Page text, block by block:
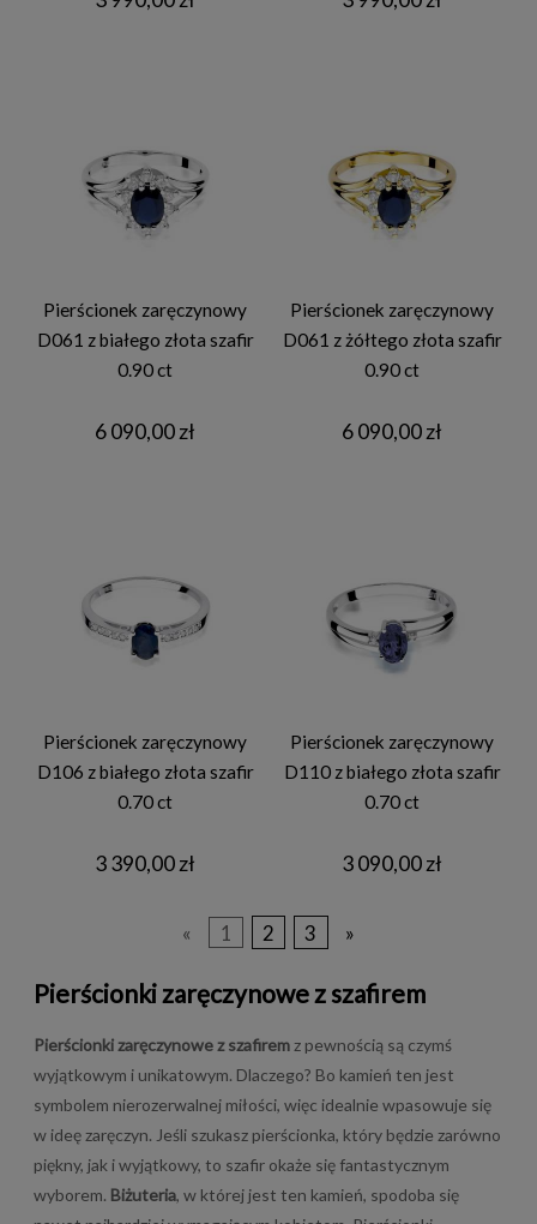
Pierścionek zaręczynowy
D061 z białego złota szafir
0.90 ct
6 090,00 zł
Pierścionek zaręczynowy
D061 z żółtego złota szafir
0.90 ct
6 090,00 zł
Pierścionek zaręczynowy
D106 z białego złota szafir
0.70 ct
3 390,00 zł
Pierścionek zaręczynowy
D110 z białego złota szafir
0.70 ct
3 090,00 zł
« 1 2 3 »
Pierścionki zaręczynowe z szafirem
Pierścionki zaręczynowe z szafirem z pewnością są czymś
wyjątkowym i unikatowym. Dlaczego? Bo kamień ten jest
symbolem nierozerwalnej miłości, więc idealnie wpasowuje się
w ideę zaręczyn. Jeśli szukasz pierścionka, który będzie zarówno
piękny, jak i wyjątkowy, to szafir okaże się fantastycznym
wyborem. Biżuteria, w której jest ten kamień, spodoba się